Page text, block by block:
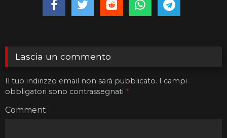
Lascia un commento
Il tuo indirizzo email non sarà pubblicato. I campi
obbligatori sono contrassegnati *
Comment